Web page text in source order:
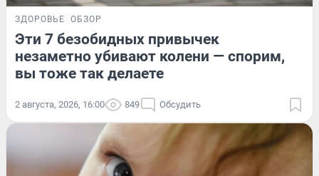
ЗДОРОВЬЕ ОБЗОР
Эти 7 безобидных привычек
незаметно убивают колени — спорим,
вы тоже так делаете
2 августа, 2026, 16:00 849 Обсудить